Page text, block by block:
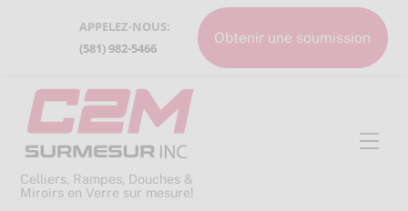
APPELEZ-NOUS:
(581) 982-5466
Obtenir une soumission
Celliers, Rampes, Douches &
Miroirs en Verre sur mesure!